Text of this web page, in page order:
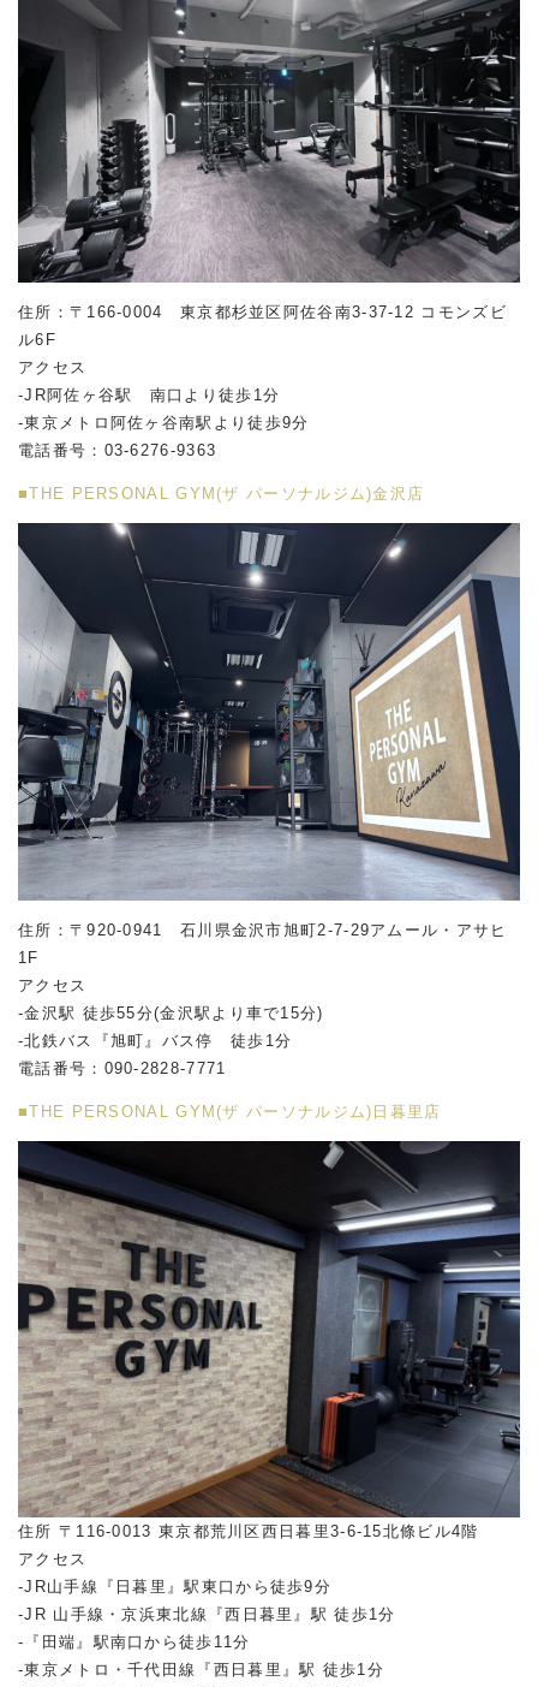
住所：〒166-0004 東京都杉並区阿佐谷南3-37-12 コモンズビ
ル6F
アクセス
-JR阿佐ヶ谷駅 南口より徒歩1分
-東京メトロ阿佐ヶ谷南駅より徒歩9分
電話番号：03-6276-9363
■THE PERSONAL GYM(ザ パーソナルジム)金沢店
住所：〒920-0941 石川県金沢市旭町2-7-29アムール・アサヒ
1F
アクセス
-金沢駅 徒歩55分(金沢駅より車で15分)
-北鉄バス『旭町』バス停 徒歩1分
電話番号：090-2828-7771
■THE PERSONAL GYM(ザ パーソナルジム)日暮里店
住所 〒116-0013 東京都荒川区西日暮里3-6-15北條ビル4階
アクセス
-JR山手線『日暮里』駅東口から徒歩9分
-JR 山手線・京浜東北線『西日暮里』駅 徒歩1分
-『田端』駅南口から徒歩11分
-東京メトロ・千代田線『西日暮里』駅 徒歩1分